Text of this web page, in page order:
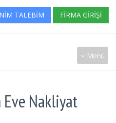
TALEBIM FIRMA GIRIŞI
Menü
Nakliyat